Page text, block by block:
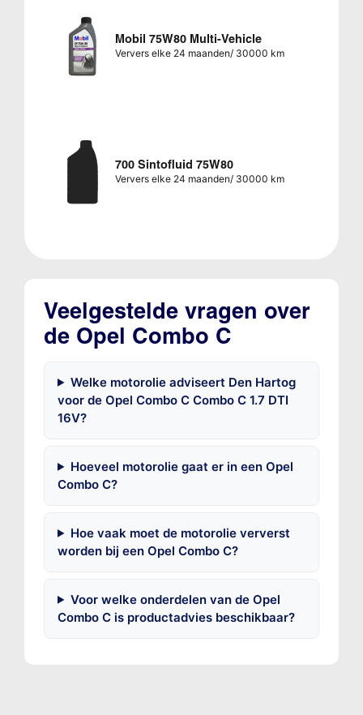
Mobil 75W80 Multi-Vehicle
Ververs elke 24 maanden/ 30000 km
700 Sintofluid 75W80
Ververs elke 24 maanden/ 30000 km
Veelgestelde vragen over
de Opel Combo C
Welke motorolie adviseert Den Hartog
voor de Opel Combo C Combo C 1.7 DTI
16V?
Hoeveel motorolie gaat er in een Opel
Combo C?
Hoe vaak moet de motorolie ververst
worden bij een Opel Combo C?
Voor welke onderdelen van de Opel
Combo C is productadvies beschikbaar?